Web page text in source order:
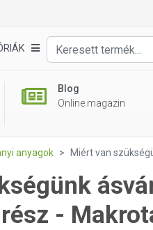
Blog
Online magazin
anyagok Miért van
-